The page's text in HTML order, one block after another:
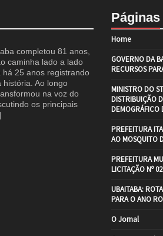
completou 81 anos,
caminha lado a lado
há 25 anos registrando
Ao longo
na voz do
os principais
Páginas
Home
GOVERNO DA
RECURSOS
MINISTRO DO
DISTRIBUIÇÃO
DEMOGRÁFICO
PREFEITURA
AO MOSQUITO
PREFEITURA
LICITAÇÃO Nº
UBAITABA:
PARA O ANO
O Jornal